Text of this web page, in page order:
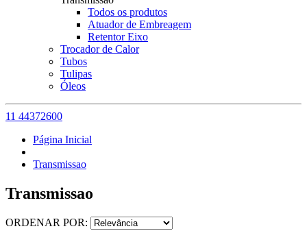
Todos os produtos
Atuador de Embreagem
Retentor Eixo
Trocador de Calor
Tubos
Tulipas
Óleos
11 44372600
Página Inicial
Transmissao
Transmissao
ORDENAR POR: